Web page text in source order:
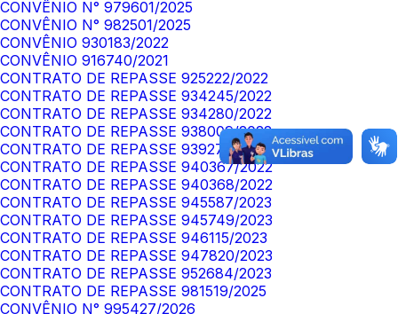
CONVÊNIO N° 979601/2025
CONVÊNIO N° 982501/2025
CONVÊNIO 930183/2022
CONVÊNIO 916740/2021
CONTRATO DE REPASSE 925222/2022
CONTRATO DE REPASSE 934245/2022
CONTRATO DE REPASSE 934280/2022
CONTRATO DE REPASSE 938009/2022
CONTRATO DE REPASSE 939273/2022
CONTRATO DE REPASSE 940367/2022
CONTRATO DE REPASSE 940368/2022
CONTRATO DE REPASSE 945587/2023
CONTRATO DE REPASSE 945749/2023
CONTRATO DE REPASSE 946115/2023
CONTRATO DE REPASSE 947820/2023
CONTRATO DE REPASSE 952684/2023
CONTRATO DE REPASSE 981519/2025
CONVÊNIO N° 995427/2026